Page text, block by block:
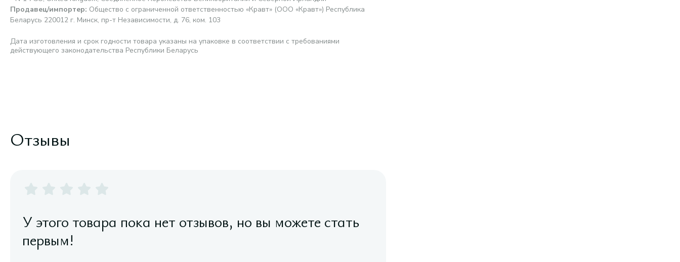
Продавец/импортер: Общество с ограниченной ответственностью «Кравт» (ООО «Кравт») Республика
Беларусь 220012 г. Минск, пр-т Независимости, д. 76, ком. 103
Дата изготовления и срок годности товара указаны на упаковке в соответствии с требованиями
действующего законодательства Республики Беларусь
Отзывы
У этого товара пока нет отзывов, но вы можете стать
первым!